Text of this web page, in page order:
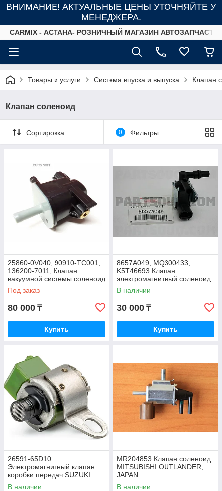
ВНИМАНИЕ! АКТУАЛЬНЫЕ ЦЕНЫ УТОЧНЯЙТЕ У
МЕНЕДЖЕРА.
СARMIX - АСТАНА- РОЗНИЧНЫЙ МАГАЗИН
Товары и услуги Система впуска и выпуска Клапан
Клапан соленоид
Сортировка 0 Фильтры
25860-0V040, 90910-TC001,
136200-7011, Клапан
вакуумной системы соленоид
TOYOTA CAMRY ASV50 2011-
2017, JAPAN
Под заказ
80 000 ₸
Купить
8657A049, MQ300433,
K5T46693 Клапан
электромагнитный соленоид
абсорбера MITSUBISHI ASX
GA2W, OUTLANDER CW5W,
В наличии
30 000 ₸
Купить
26591-65D10
Электромагнитный клапан
коробки передач SUZUKI
GRAND VITARA 2005-2012
В наличии
MR204853 Клапан соленоид
MITSUBISHI OUTLANDER,
JAPAN
В наличии